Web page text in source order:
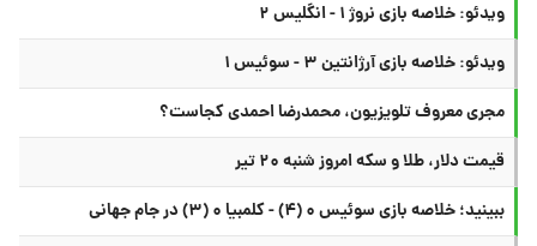
ویدئو: خلاصه بازی نروژ ۱ - انگلیس ۲
ویدئو: خلاصه بازی آرژانتین ۳ - سوئیس ۱
مجری معروف تلویزیون، محمدرضا احمدی کجاست؟
قیمت دلار، طلا و سکه امروز شنبه ۲۰ تیر
ببینید؛ خلاصه بازی سوئیس ۰ (۴) - کلمبیا ۰ (۳) در جام جهانی